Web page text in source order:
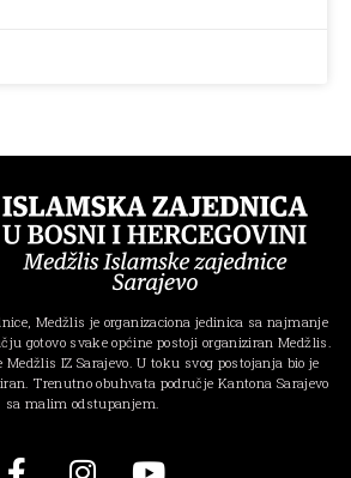
Medžlis je organizaciona jedinica sa najmanje
gotovo svake općine postoji organiziran Medžlis.
IZ Sarajevo. U toku svog postojanja bio je
Trenutno obuhvata područje Kantona Sarajevo
sa malim odstupanjem.